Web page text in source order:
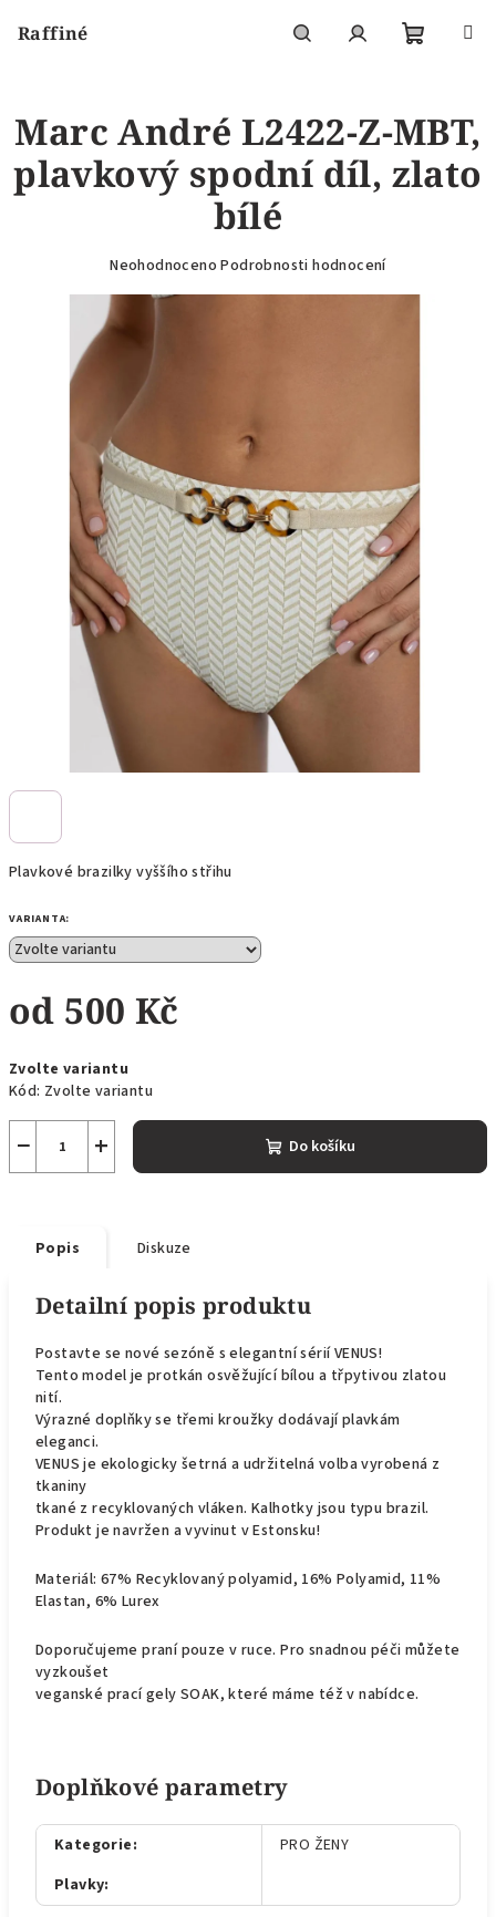
Raffiné
košík
Plavkové brazilky vyššího střihu
VARIANTA:
od 500 Kč
cena:
Zvolte variantu
Kód: Zvolte variantu
+
− Do košíku
Marc André L2422-Z-MBT,
plavkový spodní díl, zlato
bílé
Průměrné
produktu
je
hvězdiček.
Neohodnoceno Podrobnosti hodnocení
Popis Diskuze
Detailní popis produktu
Postavte se nové sezóně s elegantní sérií VENUS!
Tento model je protkán osvěžující bílou a třpytivou zlatou
nití.
Výrazné doplňky se třemi kroužky dodávají plavkám
eleganci.
VENUS je ekologicky šetrná a udržitelná volba vyrobená z
tkaniny
tkané z recyklovaných vláken. Kalhotky jsou typu brazil.
Produkt je navržen a vyvinut v Estonsku!
Materiál: 67% Recyklovaný polyamid, 16% Polyamid, 11%
Elastan, 6% Lurex
Doporučujeme praní pouze v ruce. Pro snadnou péči můžete
vyzkoušet
veganské prací gely SOAK, které máme též v nabídce.
Doplňkové parametry
Kategorie:
PRO ŽENY
Plavky: